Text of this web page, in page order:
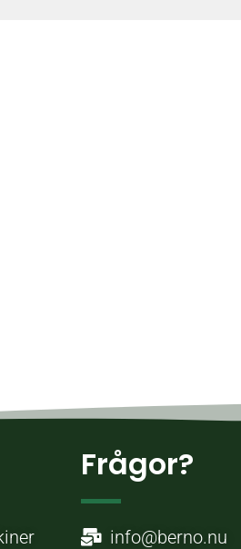
Frågor?
info@berno.nu